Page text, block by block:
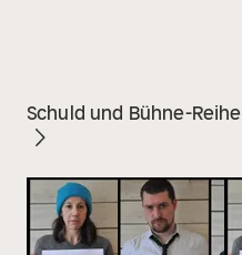
Schuld und Bühne-Reihe